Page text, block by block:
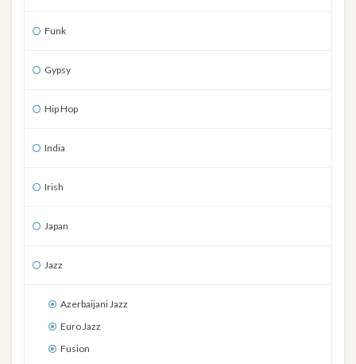
Funk
Gypsy
Hip Hop
India
Irish
Japan
Jazz
Azerbaijani Jazz
Euro Jazz
Fusion